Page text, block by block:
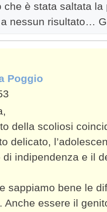
è stata saltata la
nessun risultato…
Poggio
della scoliosi
delicato,
indipendenza e il
sappiamo bene le
Anche essere il